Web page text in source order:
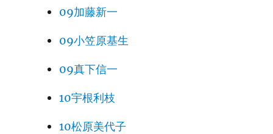
09加藤新一
09小笠原基生
09真下信一
10宇根利枝
10松原美代子